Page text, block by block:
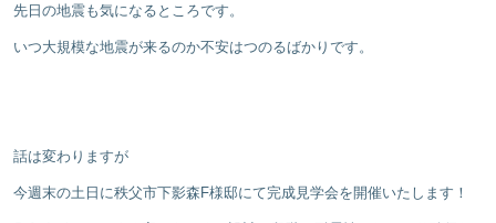
先日の地震も気になるところです。
いつ大規模な地震が来るのか不安はつのるばかりです。
話は変わりますが
今週末の土日に秩父市下影森F様邸にて完成見学会を開催いたします！